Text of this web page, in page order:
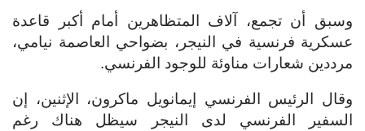
وسبق أن تجمع، آلاف المتظاهرين أمام أكبر قاعدة
عسكرية فرنسية في النيجر، بضواحي العاصمة نيامي،
مرددين شعارات مناوئة للوجود الفرنسي.
وقال الرئيس الفرنسي إيمانويل ماكرون، الإثنين، إن
السفير الفرنسي لدى النيجر سيظل هناك رغم